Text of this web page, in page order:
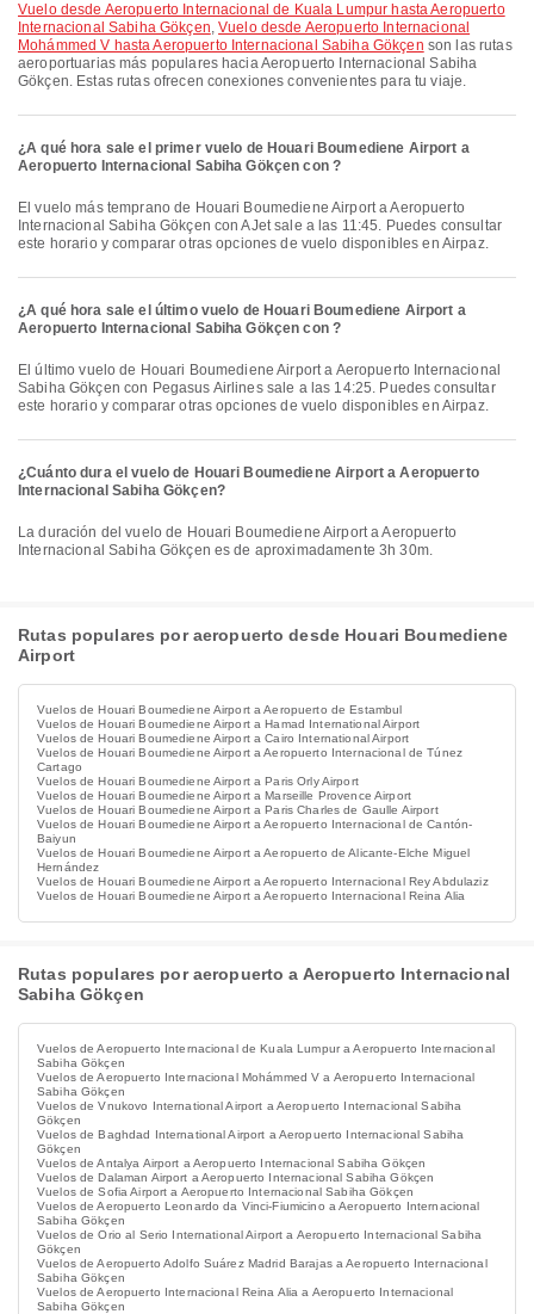
Vuelo desde Aeropuerto Internacional de Kuala Lumpur hasta Aeropuerto
Internacional Sabiha Gökçen,Vuelo desde Aeropuerto Internacional
Mohámmed V hasta Aeropuerto Internacional Sabiha Gökçen son las rutas
aeroportuarias más populares hacia Aeropuerto Internacional Sabiha
Gökçen. Estas rutas ofrecen conexiones convenientes para tu viaje.
¿A qué hora sale el primer vuelo de Houari Boumediene Airport a
Aeropuerto Internacional Sabiha Gökçen con ?
El vuelo más temprano de Houari Boumediene Airport a Aeropuerto
Internacional Sabiha Gökçen con AJet sale a las 11:45. Puedes consultar
este horario y comparar otras opciones de vuelo disponibles en Airpaz.
¿A qué hora sale el último vuelo de Houari Boumediene Airport a
Aeropuerto Internacional Sabiha Gökçen con ?
El último vuelo de Houari Boumediene Airport a Aeropuerto Internacional
Sabiha Gökçen con Pegasus Airlines sale a las 14:25. Puedes consultar
este horario y comparar otras opciones de vuelo disponibles en Airpaz.
¿Cuánto dura el vuelo de Houari Boumediene Airport a Aeropuerto
Internacional Sabiha Gökçen?
La duración del vuelo de Houari Boumediene Airport a Aeropuerto
Internacional Sabiha Gökçen es de aproximadamente 3h 30m.
Rutas populares por aeropuerto desde Houari Boumediene
Airport
Vuelos de Houari Boumediene Airport a Aeropuerto de Estambul
Vuelos de Houari Boumediene Airport a Hamad International Airport
Vuelos de Houari Boumediene Airport a Cairo International Airport
Vuelos de Houari Boumediene Airport a Aeropuerto Internacional de Túnez
Cartago
Vuelos de Houari Boumediene Airport a Paris Orly Airport
Vuelos de Houari Boumediene Airport a Marseille Provence Airport
Vuelos de Houari Boumediene Airport a Paris Charles de Gaulle Airport
Vuelos de Houari Boumediene Airport a Aeropuerto Internacional de Cantón-
Baiyun
Vuelos de Houari Boumediene Airport a Aeropuerto de Alicante-Elche Miguel
Hernández
Vuelos de Houari Boumediene Airport a Aeropuerto Internacional Rey Abdulaziz
Vuelos de Houari Boumediene Airport a Aeropuerto Internacional Reina Alia
Rutas populares por aeropuerto a Aeropuerto Internacional
Sabiha Gökçen
Vuelos de Aeropuerto Internacional de Kuala Lumpur a Aeropuerto Internacional
Sabiha Gökçen
Vuelos de Aeropuerto Internacional Mohámmed V a Aeropuerto Internacional
Sabiha Gökçen
Vuelos de Vnukovo International Airport a Aeropuerto Internacional Sabiha
Gökçen
Vuelos de Baghdad International Airport a Aeropuerto Internacional Sabiha
Gökçen
Vuelos de Antalya Airport a Aeropuerto Internacional Sabiha Gökçen
Vuelos de Dalaman Airport a Aeropuerto Internacional Sabiha Gökçen
Vuelos de Sofia Airport a Aeropuerto Internacional Sabiha Gökçen
Vuelos de Aeropuerto Leonardo da Vinci-Fiumicino a Aeropuerto Internacional
Sabiha Gökçen
Vuelos de Orio al Serio International Airport a Aeropuerto Internacional Sabiha
Gökçen
Vuelos de Aeropuerto Adolfo Suárez Madrid Barajas a Aeropuerto Internacional
Sabiha Gökçen
Vuelos de Aeropuerto Internacional Reina Alia a Aeropuerto Internacional
Sabiha Gökçen